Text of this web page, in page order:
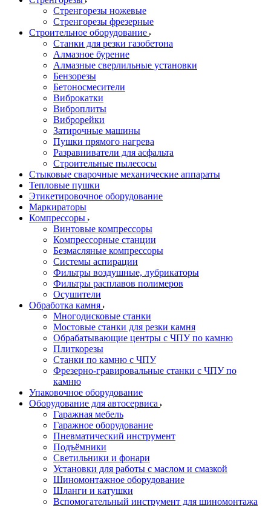
Стренгорезы ножевые
Стренгорезы фрезерные
Строительное оборудование
Станки для резки газобетона
Алмазное бурение
Алмазные сверлильные установки
Бензорезы
Бетоносмесители
Виброкатки
Виброплиты
Виброрейки
Затирочные машины
Пушки прямого нагрева
Разравниватели для асфальта
Строительные пылесосы
Стыковые сварочные механические аппараты
Тепловые пушки
Этикетировочное оборудование
Маркираторы
Компрессоры
Винтовые компрессоры
Компрессорные станции
Безмасляные компрессоры
Системы аспирации
Фильтры воздушные, лубрикаторы
Фильтры расплавов полимеров
Осушители
Обработка камня
Многодисковые станки
Мостовые станки для резки камня
Обрабатывающие центры с ЧПУ по камню
Плиткорезы
Станки по камню с ЧПУ
Фрезерно-гравировальные станки с ЧПУ по
камню
Упаковочное оборудование
Оборудование для автосервиса
Гаражная мебель
Гаражное оборудование
Пневматический инструмент
Подъёмники
Светильники и фонари
Установки для работы с маслом и смазкой
Шиномонтажное оборудование
Шланги и катушки
Вспомогательный инструмент для шиномонтажа